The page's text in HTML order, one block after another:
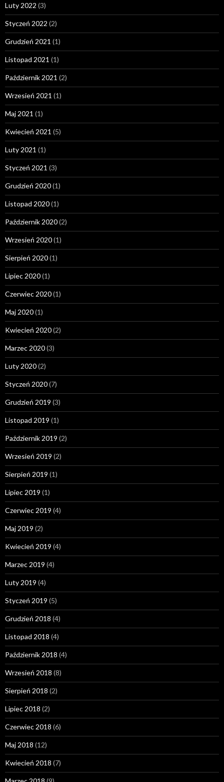
Luty 2022 (3)
Styczeń 2022 (2)
Grudzień 2021 (1)
Listopad 2021 (1)
Październik 2021 (2)
Wrzesień 2021 (1)
Maj 2021 (1)
Kwiecień 2021 (5)
Luty 2021 (1)
Styczeń 2021 (3)
Grudzień 2020(1)
Listopad 2020(1)
Październik 2020(2)
Wrzesień 2020(1)
Sierpień 2020(1)
Lipiec 2020(1)
Czerwiec 2020(1)
Maj 2020(1)
Kwiecień 2020(2)
Marzec 2020(3)
Luty 2020(2)
Styczeń 2020(7)
Grudzień 2019 (3)
Listopad 2019 (1)
Październik 2019 (2)
Wrzesień 2019 (2)
Sierpień 2019 (1)
Lipiec 2019 (1)
Czerwiec 2019 (4)
Maj 2019 (2)
Kwiecień 2019 (4)
Marzec 2019 (4)
Luty 2019 (4)
Styczeń 2019 (5)
Grudzień 2018 (4)
Listopad 2018 (4)
Październik 2018 (4)
Wrzesień 2018 (8)
Sierpień 2018 (2)
Lipiec 2018 (2)
Czerwiec 2018 (6)
Maj 2018 (12)
Kwiecień 2018 (7)